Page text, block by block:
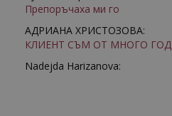
Препоръчаха ми го
АДРИАНА ХРИСТОЗОВА:
КЛИЕНТ СЪМ ОТ МНОГО
Nadejda Harizanova: